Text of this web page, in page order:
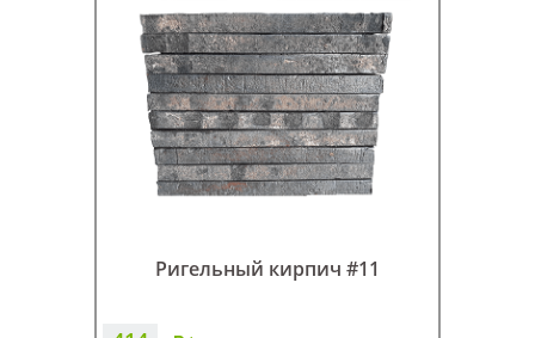
Ригельный кирпич #11